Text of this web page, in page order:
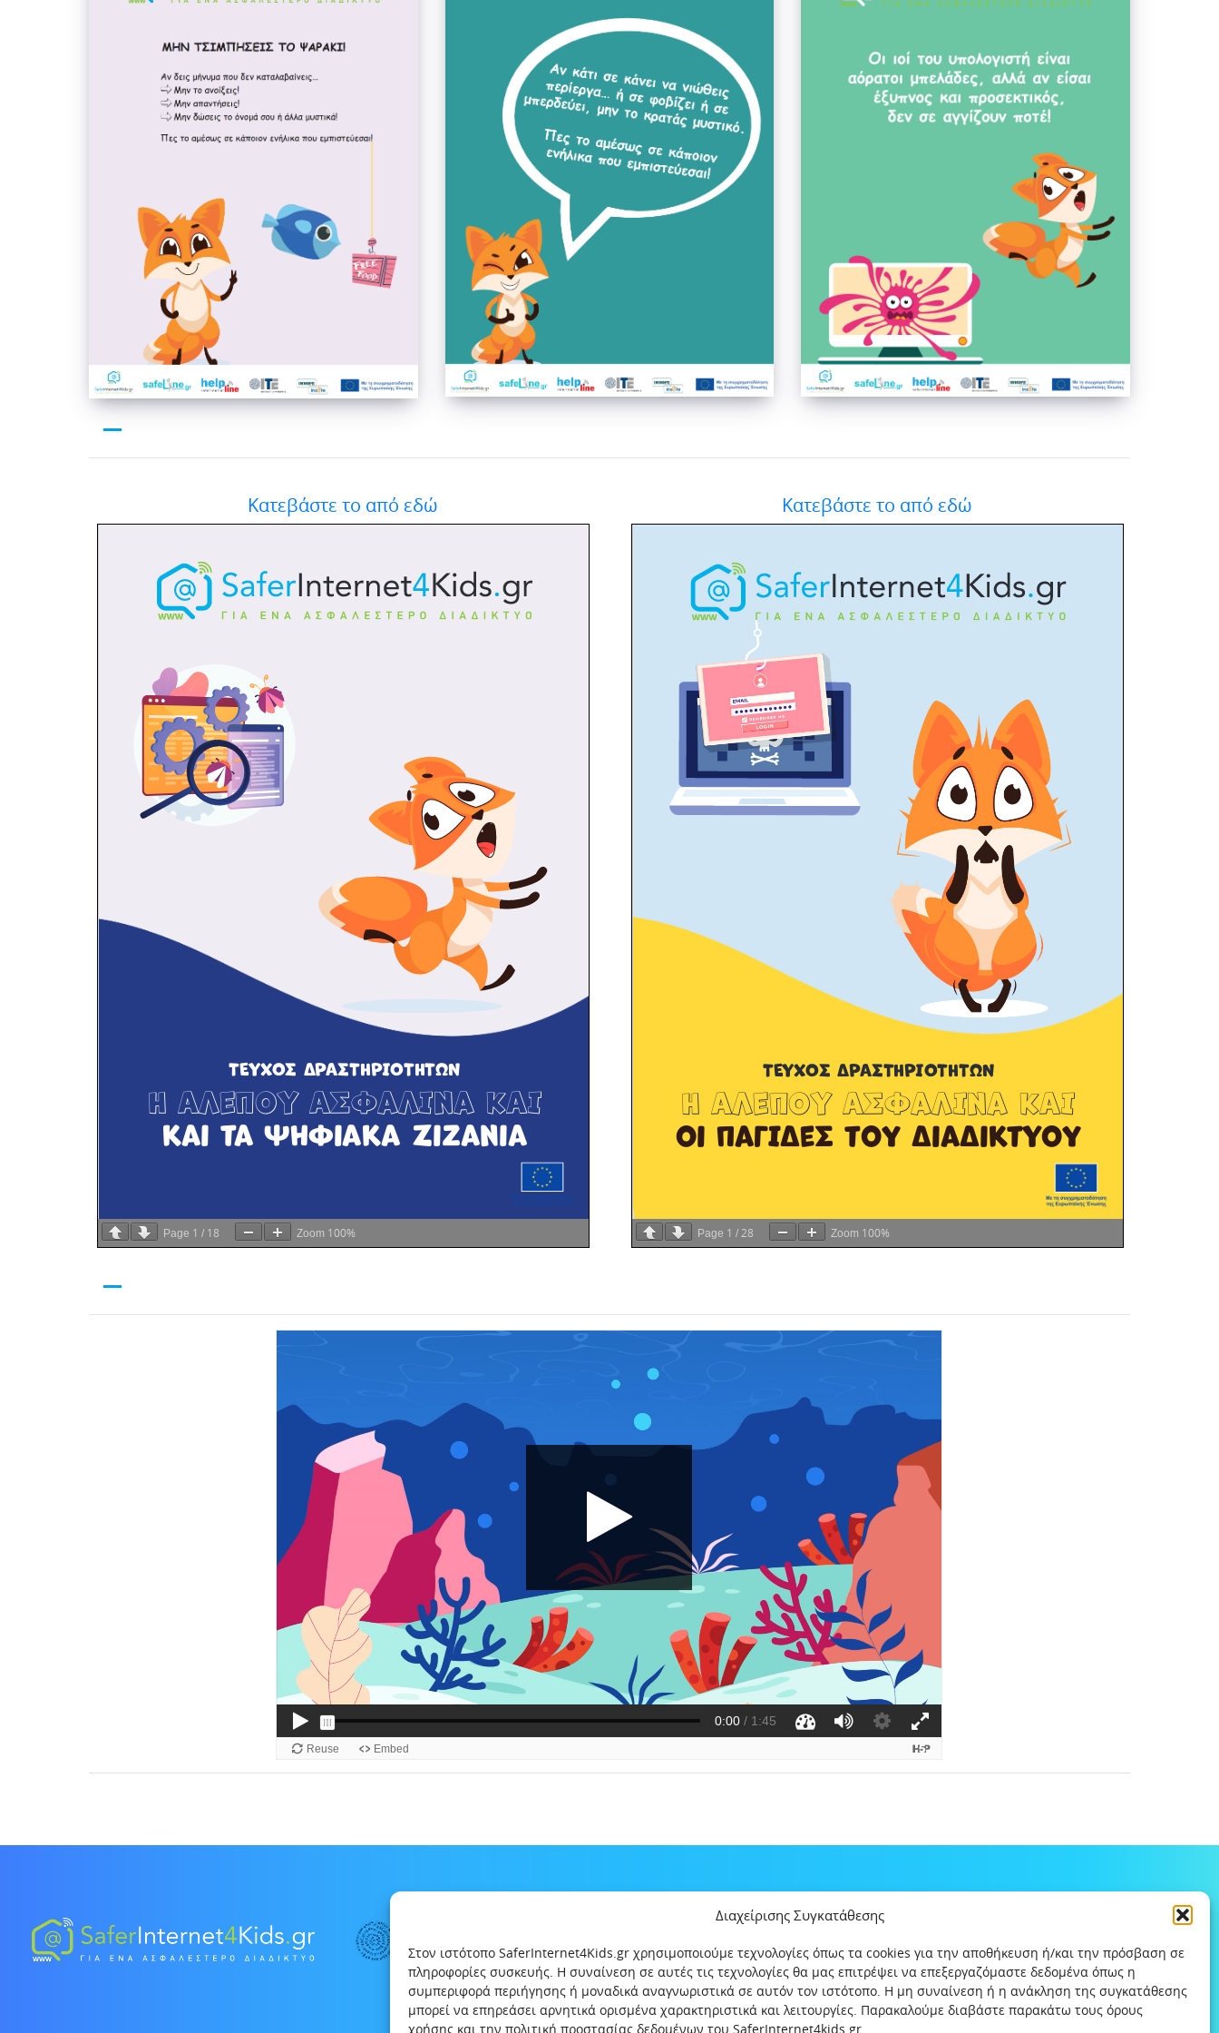
Διαχείρισης Συγκατάθεσης
Στον ιστότοπο SaferInternet4Kids.gr χρησιμοποιούμε τεχνολογίες όπως τα cookies για την αποθήκευση ή/και την πρόσβαση σε
πληροφορίες συσκευής. Η συναίνεση σε αυτές τις τεχνολογίες θα μας επιτρέψει να επεξεργαζόμαστε δεδομένα όπως η
συμπεριφορά περιήγησης ή μοναδικά αναγνωριστικά σε αυτόν τον ιστότοπο. Η μη συναίνεση ή η ανάκληση της συγκατάθεσης
μπορεί να επηρεάσει αρνητικά ορισμένα χαρακτηριστικά και λειτουργίες. Παρακαλούμε διαβάστε παρακάτω τους όρους
χρήσης και την πολιτική προστασίας δεδομένων του SaferInternet4kids.gr .
—
Κατεβάστε το από εδώ
Page 1 / 18 Zoom 100%
Κατεβάστε το από εδώ
Page 1 / 28 Zoom 100%
—